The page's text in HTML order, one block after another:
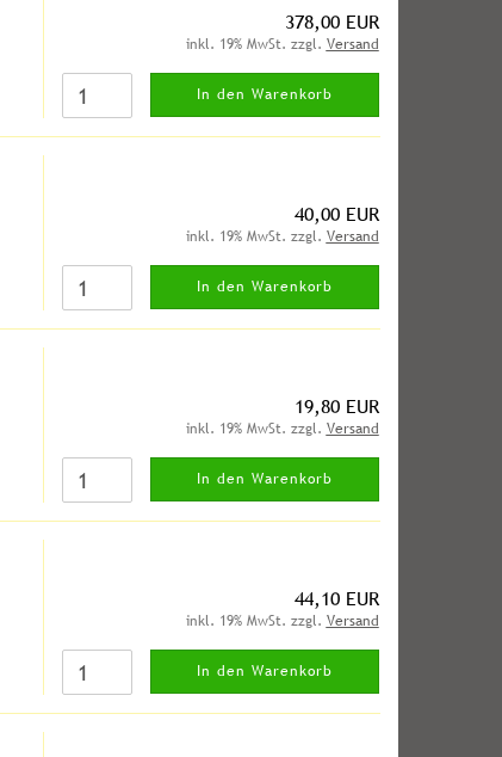
378,00 EUR
inkl. 19% MwSt. zzgl. Versand
In den Warenkorb
40,00 EUR
inkl. 19% MwSt. zzgl. Versand
In den Warenkorb
19,80 EUR
inkl. 19% MwSt. zzgl. Versand
In den Warenkorb
44,10 EUR
inkl. 19% MwSt. zzgl. Versand
In den Warenkorb